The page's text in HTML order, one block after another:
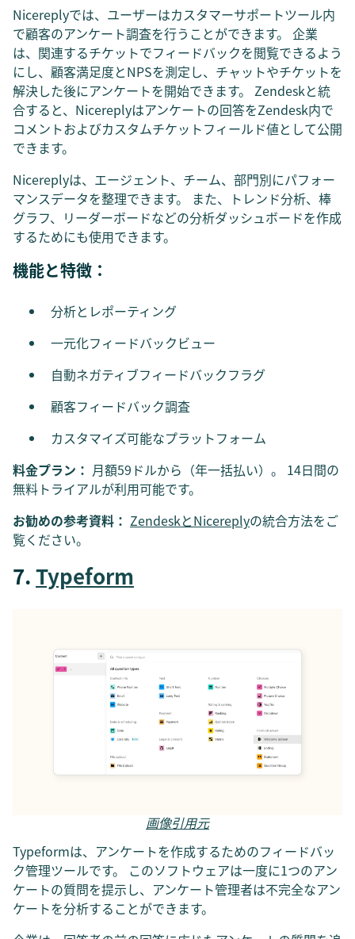
Nicereplyでは、ユーザーはカスタマーサポートツール内
で顧客のアンケート調査を行うことができます。 企業
は、関連するチケットでフィードバックを閲覧できるよう
にし、顧客満足度とNPSを測定し、チャットやチケットを
解決した後にアンケートを開始できます。 Zendeskと統
合すると、Nicereplyはアンケートの回答をZendesk内で
コメントおよびカスタムチケットフィールド値として公開
できます。
Nicereplyは、エージェント、チーム、部門別にパフォー
マンスデータを整理できます。 また、トレンド分析、棒
グラフ、リーダーボードなどの分析ダッシュボードを作成
するためにも使用できます。
機能と特徴：
分析とレポーティング
一元化フィードバックビュー
自動ネガティブフィードバックフラグ
顧客フィードバック調査
カスタマイズ可能なプラットフォーム
料金プラン： 月額59ドルから（年一括払い）。 14日間の
無料トライアルが利用可能です。
お勧めの参考資料： ZendeskとNicereplyの統合方法をご
覧ください。
7.Typeform
画像引用元
Typeformは、アンケートを作成するためのフィードバッ
ク管理ツールです。 このソフトウェアは一度に1つのアン
ケートの質問を提示し、アンケート管理者は不完全なアン
ケートを分析することができます。